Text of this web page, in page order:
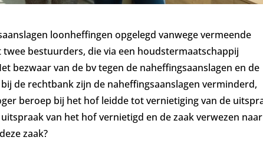
loonheffingen opgelegd vanwege vermeende
bestuurders, die via een houdstermaatschappij
bezwaar van de bv tegen de naheffingsaanslagen en de
de rechtbank zijn de naheffingsaanslagen verminderd,
beroep bij het hof leidde tot vernietiging van de
van het hof vernietigd en de zaak verwezen naar
zaak?